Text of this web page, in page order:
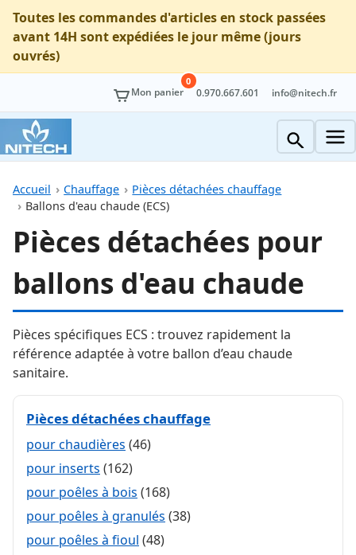
Toutes les commandes d'articles en stock passées
avant 14H sont expédiées le jour même (jours
ouvrés)
Mon panier
0
0.970.667.601 info@nitech.fr
Accueil Chauffage
Pièces détachées chauffage
Ballons d'eau chaude (ECS)
Pièces détachées pour
ballons d'eau chaude
Pièces spécifiques ECS : trouvez rapidement la
référence adaptée à votre ballon d’eau chaude
sanitaire.
Pièces détachées chauffage
pour chaudières (46)
pour inserts (162)
pour poêles à bois (168)
pour poêles à granulés (38)
pour poêles à fioul (48)